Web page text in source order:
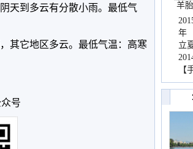
天到多云有分散小雨。最低气
其它地区多云。最低气温：高寒
号
羊
年
立
【